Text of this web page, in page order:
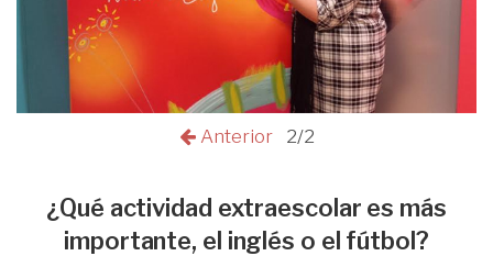
Anterior 2/2
¿Qué actividad extraescolar es más
importante, el inglés o el fútbol?